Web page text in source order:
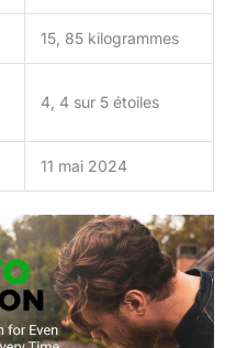
d'enfant pour toute
la famille
15, 85 kilogrammes
4, 4 sur 5 étoiles
11 mai 2024